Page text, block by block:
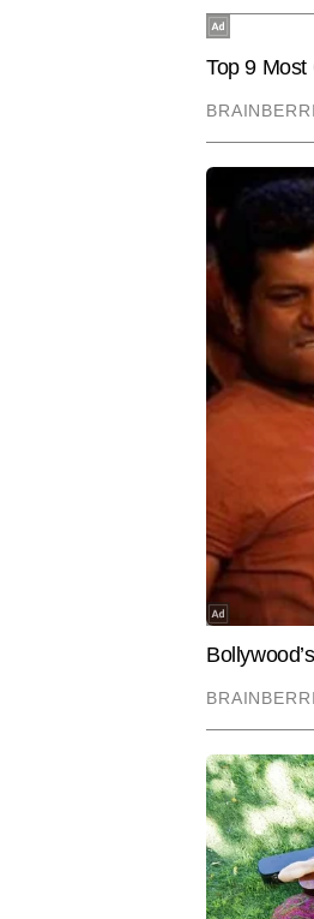
Hindi NewsEducation